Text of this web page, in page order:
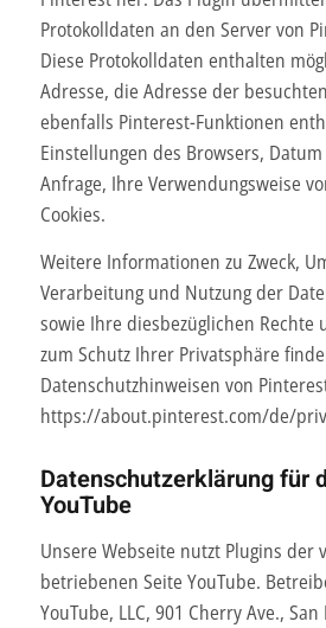
Protokolldaten an den Server von
Diese Protokolldaten enthalten
Adresse, die Adresse der
ebenfalls Pinterest-Funktionen
Einstellungen des Browsers,
Anfrage, Ihre Verwendungsweise
Cookies.
Weitere Informationen zu Zweck,
Verarbeitung und Nutzung der
sowie Ihre diesbezüglichen Rechte
zum Schutz Ihrer Privatsphäre
Datenschutzhinweisen von
https://about.pinterest.com/de/
Datenschutzerklärung für
YouTube
Unsere Webseite nutzt Plugins der
betriebenen Seite YouTube.
YouTube, LLC, 901 Cherry Ave.,